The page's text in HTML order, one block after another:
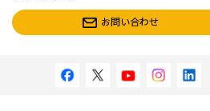
お問い合わせ